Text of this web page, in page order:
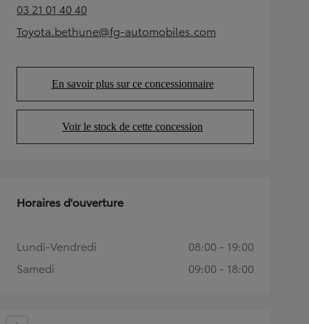
03 21 01 40 40(Opens in new tab)
Toyota.bethune@fg-automobiles.com
(Opens in new tab)
En savoir plus sur ce concessionnaire
(Opens in new tab)
Voir le stock de cette concession
(Opens in new tab)
Horaires d'ouverture
Lundi-Vendredi
08:00 - 19:00
Samedi
09:00 - 18:00